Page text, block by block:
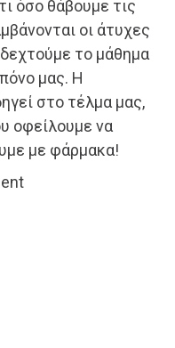
όσο θάβουμε τις
οι άτυχες
το μάθημα
μας. Η
στο τέλμα μας,
οφείλουμε να
με φάρμακα!